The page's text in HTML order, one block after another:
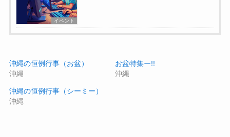
イベント
沖縄の恒例行事（お盆）
沖縄
お盆特集ー!!
沖縄
沖縄の恒例行事（シーミー）
沖縄